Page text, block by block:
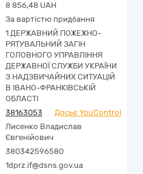
8 856,48 UAH
За вартістю придбання
1 ДЕРЖАВНИЙ ПОЖЕЖНО-
РЯТУВАЛЬНИЙ ЗАГІН
ГОЛОВНОГО УПРАВЛІННЯ
ДЕРЖАВНОЇ СЛУЖБИ УКРАЇНИ
З НАДЗВИЧАЙНИХ СИТУАЦІЙ
В ІВАНО-ФРАНКІВСЬКІЙ
ОБЛАСТІ
38163053 Досьє YouControl
Лисенко Владислав
Євгенійович
380342596580
1dprz.if@dsns.gov.ua